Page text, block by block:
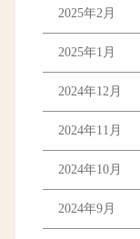
2025年2月
2025年1月
2024年12月
2024年11月
2024年10月
2024年9月